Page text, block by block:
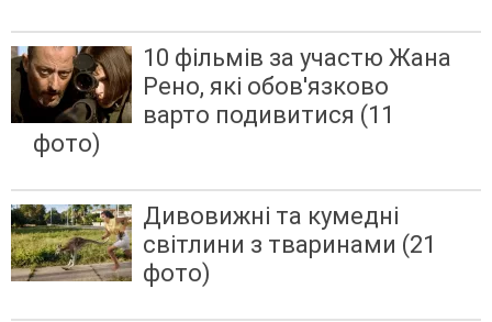
10 фільмів за участю Жана
Рено, які обов'язково
варто подивитися (11
фото)
Дивовижні та кумедні
світлини з тваринами (21
фото)